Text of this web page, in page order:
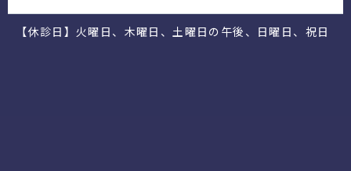
【休診日】火曜日、木曜日、土曜日の午後、日曜日、祝日